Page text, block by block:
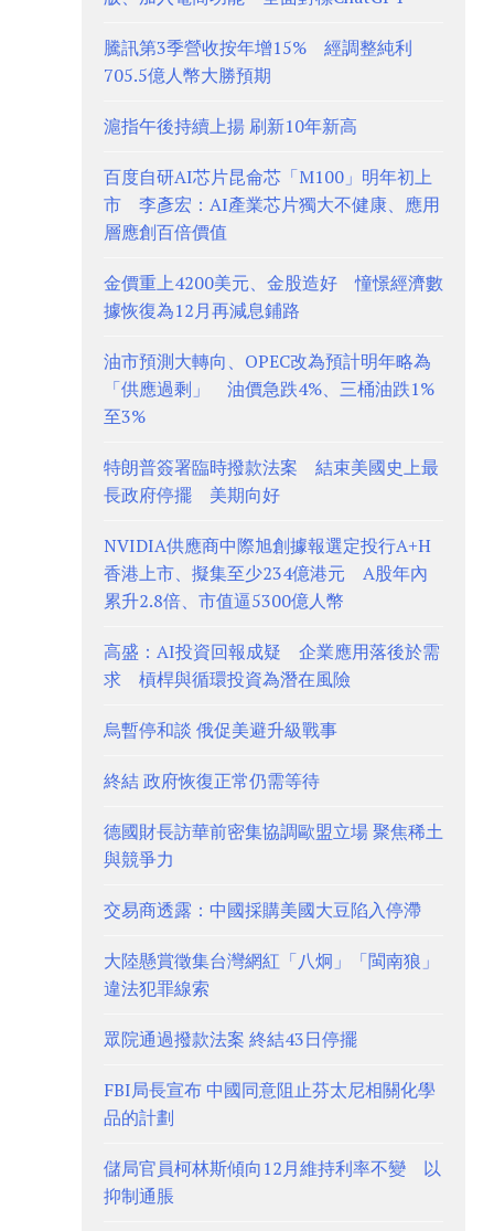
騰訊第3季營收按年增15% 經調整純利
705.5億人幣大勝預期
滬指午後持續上揚 刷新10年新高
百度自研AI芯片昆侖芯「M100」明年初上
市 李彥宏：AI產業芯片獨大不健康、應用
層應創百倍價值
金價重上4200美元、金股造好 憧憬經濟數
據恢復為12月再減息鋪路
油市預測大轉向、OPEC改為預計明年略為
「供應過剩」 油價急跌4%、三桶油跌1%
至3%
特朗普簽署臨時撥款法案 結束美國史上最
長政府停擺 美期向好
NVIDIA供應商中際旭創據報選定投行A+H
香港上市、擬集至少234億港元 A股年內
累升2.8倍、市值逼5300億人幣
高盛：AI投資回報成疑 企業應用落後於需
求 槓桿與循環投資為潛在風險
烏暫停和談 俄促美避升級戰事
終結 政府恢復正常仍需等待
德國財長訪華前密集協調歐盟立場 聚焦稀土
與競爭力
交易商透露：中國採購美國大豆陷入停滯
大陸懸賞徵集台灣網紅「八炯」「閩南狼」
違法犯罪線索
眾院通過撥款法案 終結43日停擺
FBI局長宣布 中國同意阻止芬太尼相關化學
品的計劃
儲局官員柯林斯傾向12月維持利率不變 以
抑制通脹